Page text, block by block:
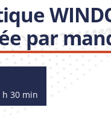
par
h 30 min